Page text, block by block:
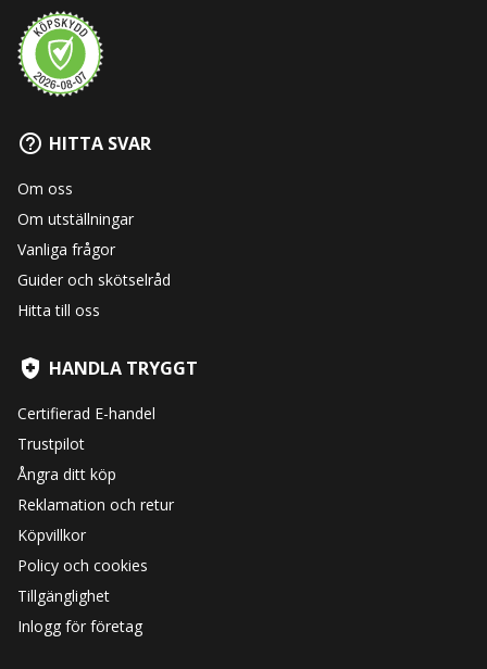
HITTA SVAR
Om oss
Om utställningar
Vanliga frågor
Guider och skötselråd
Hitta till oss
HANDLA TRYGGT
Certifierad E-handel
Trustpilot
Ångra ditt köp
Reklamation och retur
Köpvillkor
Policy och cookies
Tillgänglighet
Inlogg för företag